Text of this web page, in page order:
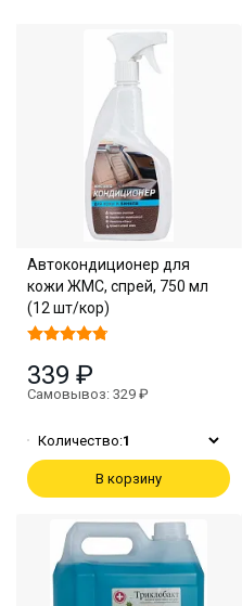
Автокондиционер для
кожи ЖМС, спрей, 750 мл
(12 шт/кор)
339 ₽
Самовывоз: 329 ₽
Количество:1
В корзину